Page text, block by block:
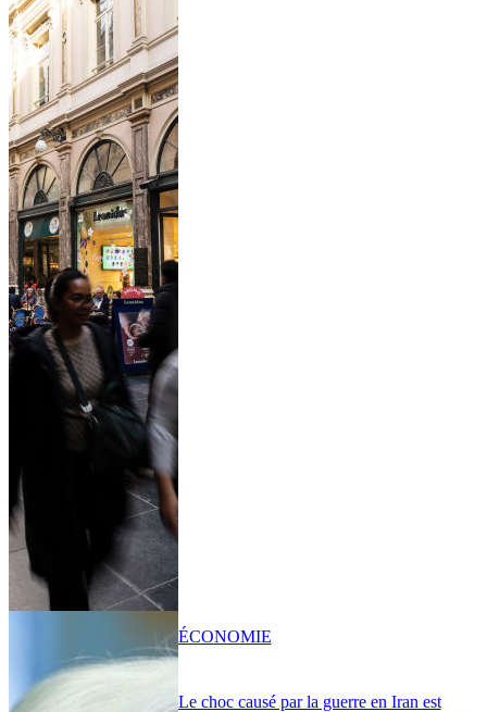
Le choc causé par la guerre en Iran est
ÉCONOMIE